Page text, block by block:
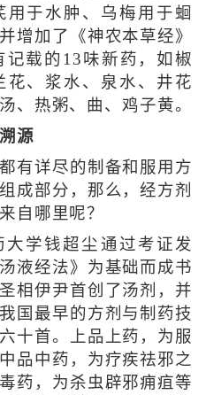
于水肿、乌梅用于蛔
增加了《神农本草经》
载的13味新药，如椒
花、浆水、泉水、井花
、热粥、曲、鸡子黄。
源
详尽的制备和服用方
成部分，那么，经方剂
自哪里呢？
学钱超尘通过考证发
液经法》为基础而成书
相伊尹首创了汤剂，并
国最早的方剂与制药技
十首。上品上药，为服
品中药，为疗疾祛邪之
药，为杀虫辟邪痈疽等